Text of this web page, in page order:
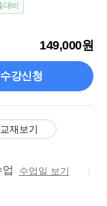
비
149,000원
수강신청
교재보기
업
수업일 보기